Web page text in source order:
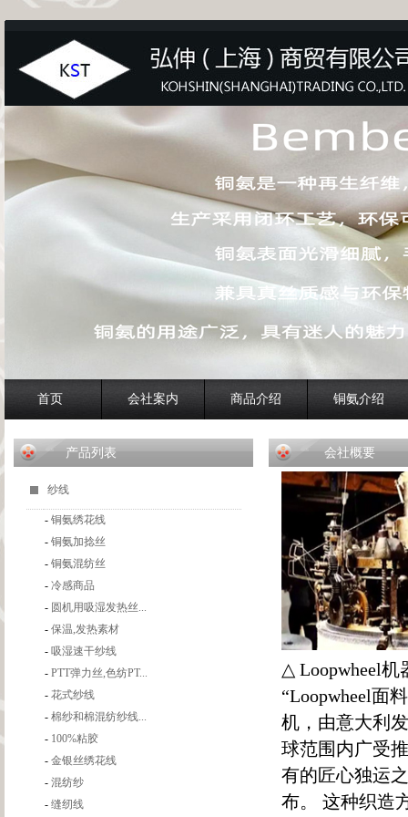
首页 会社案内 商品介绍 铜氨介绍
产品列表
纱线
- 铜氨绣花线
- 铜氨加捻丝
- 铜氨混纺丝
- 冷感商品
- 圆机用吸湿发热丝...
- 保温,发热素材
- 吸湿速干纱线
- PTT弹力丝,色纺PT...
- 花式纱线
- 棉纱和棉混纺纱线...
- 100%粘胶
- 金银丝绣花线
- 混纺纱
- 缝纫线
会社概要
△ Loopwheel机
“Loopwheel面
机，由意大利
球范围内广受
有的匠心独运
布。 这种织造